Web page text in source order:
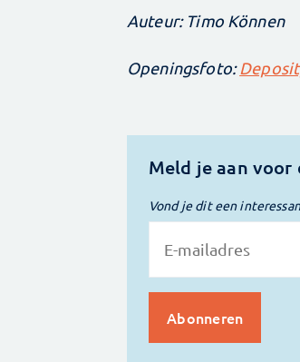
Auteur: Timo Können
Openingsfoto:
Meld je aan
Vond je dit een